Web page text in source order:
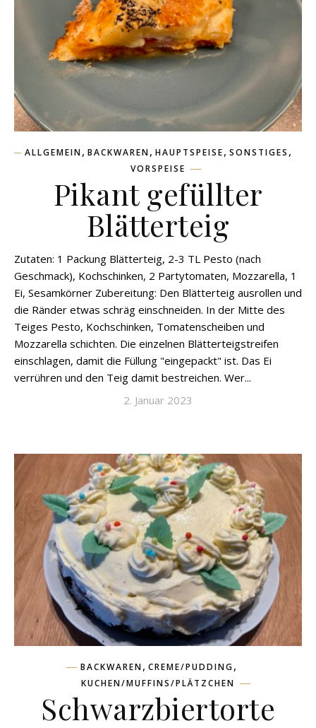
ALLGEMEIN, BACKWAREN, HAUPTSPEISE, SONSTIGES ,
VORSPEISE
Pikant gefüllter
Blätterteig
Zutaten: 1 Packung Blätterteig, 2-3 TL Pesto (nach
Geschmack), Kochschinken, 2 Partytomaten, Mozzarella, 1
Ei, Sesamkörner Zubereitung: Den Blätterteig ausrollen und
die Ränder etwas schräg einschneiden. In der Mitte des
Teiges Pesto, Kochschinken, Tomatenscheiben und
Mozzarella schichten. Die einzelnen Blätterteigstreifen
einschlagen, damit die Füllung "eingepackt" ist. Das Ei
verrühren und den Teig damit bestreichen. Wer...
2. Januar 2023
BACKWAREN, CREME/PUDDING,
KUCHEN/MUFFINS/PLÄTZCHEN
Schwarzbiertorte